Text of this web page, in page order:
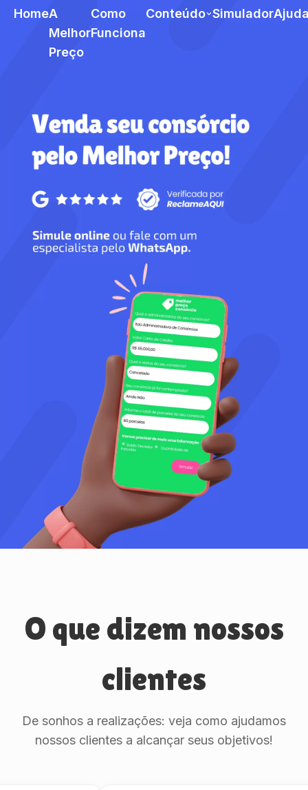
HomeA
Melhor
Preço
Como
Funciona
Conteúdo Simulador
O que dizem nossos
clientes
De sonhos a realizações: veja como ajudamos
nossos clientes a alcançar seus objetivos!